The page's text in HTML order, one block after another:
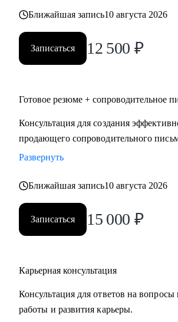
- C-level: CPO, CTO, CDO, CDS, CDTO
• Руководителям высшего и среднего
Ближайшая запись10 августа 2026
Записаться 12 500 ₽
Готовое резюме + сопроводительное
Консультация для создания
продающего сопроводительного
Развернуть
Ближайшая запись10 августа 2026
Записаться 15 000 ₽
Карьерная консультация
Консультация для ответов на вопросы
работы и развития карьеры.